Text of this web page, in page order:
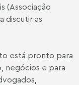
(Associação
discutir as
está pronto para
negócios e para